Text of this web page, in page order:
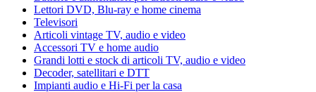
Lettori DVD, Blu-ray e home cinema
Televisori
Articoli vintage TV, audio e video
Accessori TV e home audio
Grandi lotti e stock di articoli TV, audio e video
Decoder, satellitari e DTT
Impianti audio e Hi-Fi per la casa